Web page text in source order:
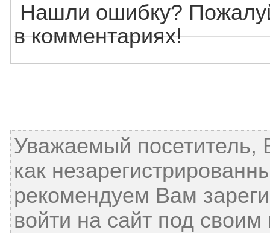
Нашли ошибку?
в комментариях!
Уважаемый посетитель,
как
рекомендуем Вам
войти на сайт под